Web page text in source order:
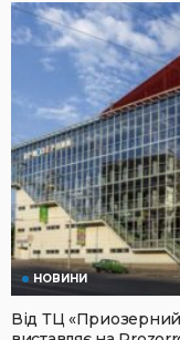
НОВИНИ
Від ТЦ